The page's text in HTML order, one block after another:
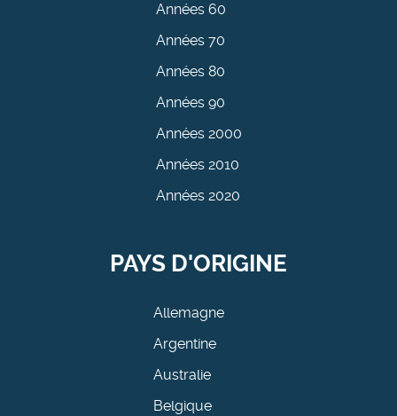
Années 60
Années 70
Années 80
Années 90
Années 2000
Années 2010
Années 2020
PAYS D'ORIGINE
Allemagne
Argentine
Australie
Belgique